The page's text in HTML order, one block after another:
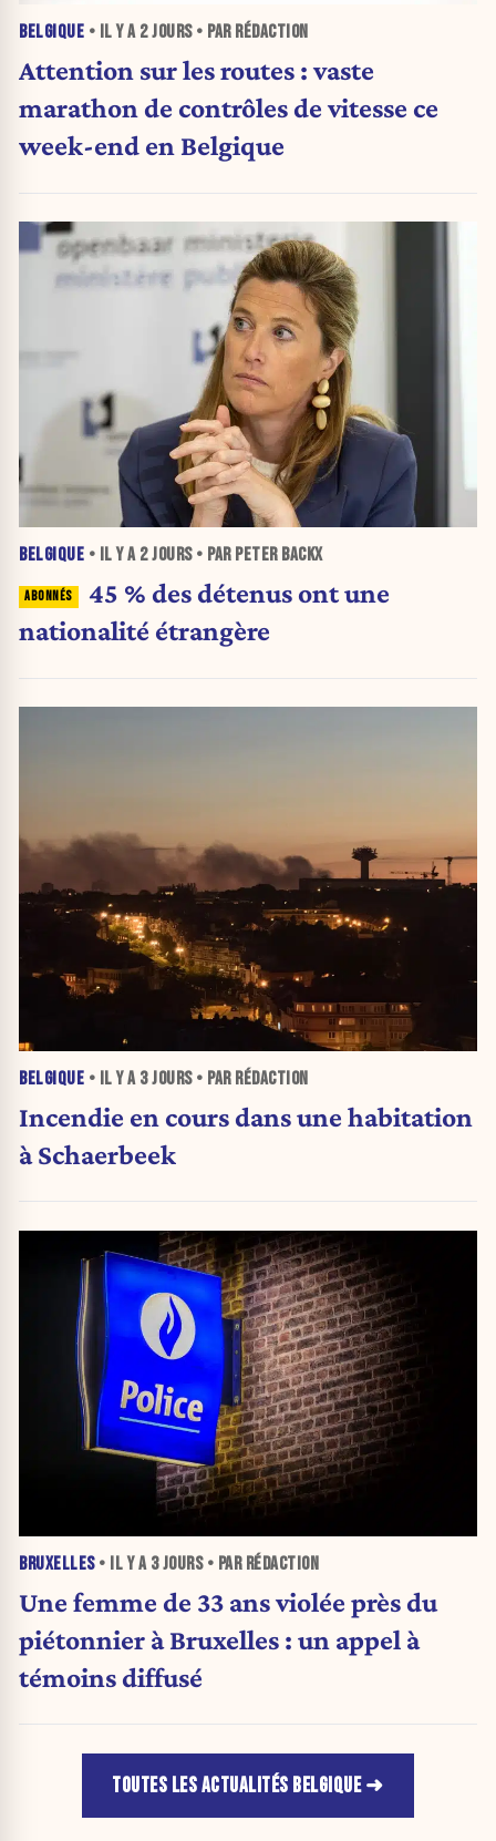
BELGIQUE • IL Y A 2 JOURS• PAR RÉDACTION
Attention sur les routes : vaste
marathon de contrôles de vitesse ce
week-end en Belgique
BELGIQUE • IL Y A 2 JOURS• PAR PETER BACKX
45 % des détenus ont une
nationalité étrangère
BELGIQUE • IL Y A 3 JOURS• PAR RÉDACTION
Incendie en cours dans une habitation
à Schaerbeek
BRUXELLES• IL Y A 3 JOURS• PAR RÉDACTION
Une femme de 33 ans violée près du
piétonnier à Bruxelles : un appel à
témoins diffusé
TOUTES LES ACTUALITÉS BELGIQUE